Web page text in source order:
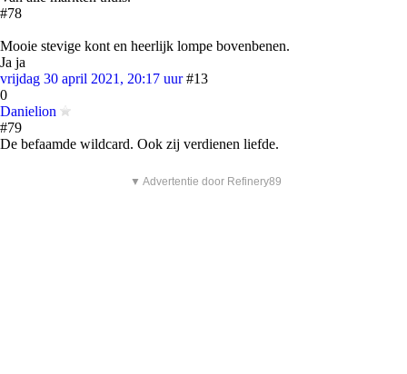
#78
Mooie stevige kont en heerlijk lompe bovenbenen.
Ja ja
vrijdag 30 april 2021, 20:17 uur #13
0
Danielion
#79
De befaamde wildcard. Ook zij verdienen liefde.
▼ Advertentie door Refinery89